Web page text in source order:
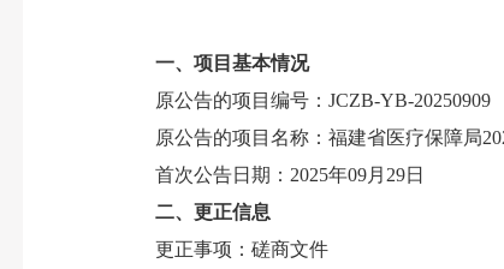
一、项目基本情况
原公告的项目编号：JCZB-YB-20250909
原公告的项目名称：福建省医疗保障局
首次公告日期：2025年09月29日
二、更正信息
更正事项：磋商文件